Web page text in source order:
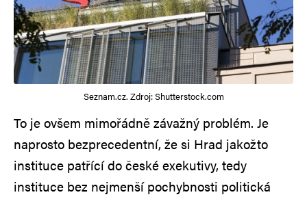
Seznam.cz. Zdroj: Shutterstock.com
To je ovšem mimořádně závažný problém. Je
naprosto bezprecedentní, že si Hrad jakožto
instituce patřící do české exekutivy, tedy
instituce bez nejmenší pochybnosti politická